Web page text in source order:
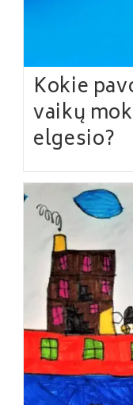
Kokie
vaikų
elgesio?